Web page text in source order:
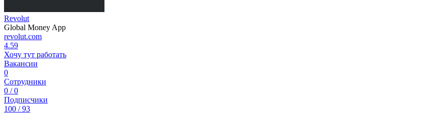
Revolut
Global Money App
revolut.com
4.59
Хочу тут работать
Вакансии
0
Сотрудники
0 / 0
Подписчики
100 / 93